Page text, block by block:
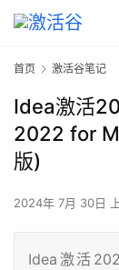
首页 激活谷笔记
Idea激活
2022 for
版)
2024年 7月 30日
Idea激活